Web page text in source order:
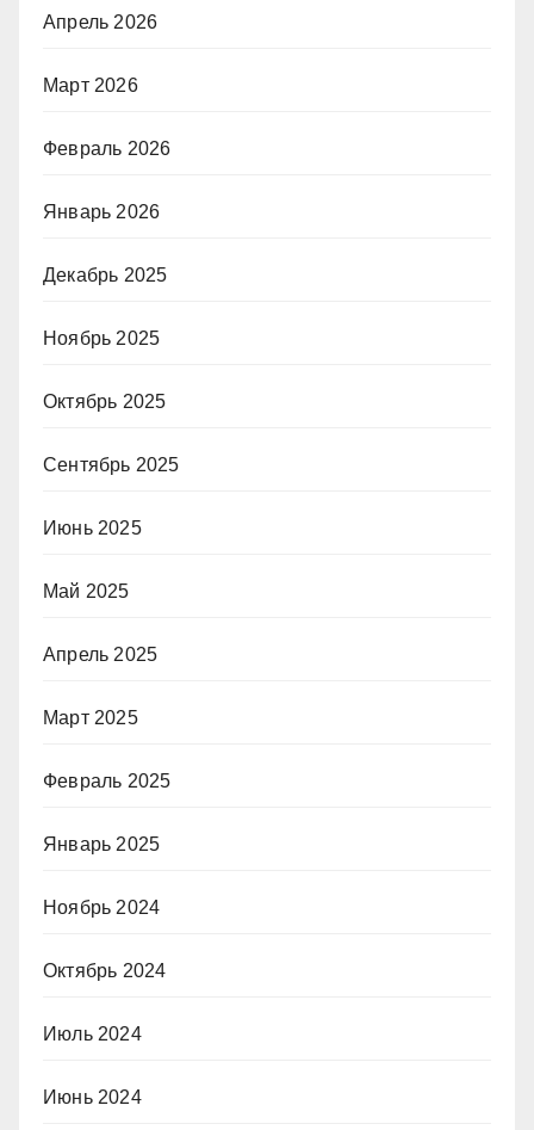
Апрель 2026
Март 2026
Февраль 2026
Январь 2026
Декабрь 2025
Ноябрь 2025
Октябрь 2025
Сентябрь 2025
Июнь 2025
Май 2025
Апрель 2025
Март 2025
Февраль 2025
Январь 2025
Ноябрь 2024
Октябрь 2024
Июль 2024
Июнь 2024